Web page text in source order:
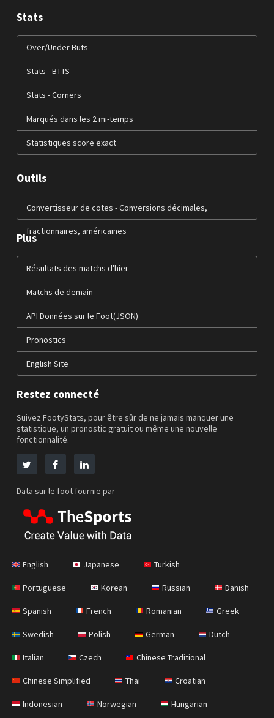
Stats
Over/Under Buts
Stats - BTTS
Stats - Corners
Marqués dans les 2 mi-temps
Statistiques score exact
Outils
Convertisseur de cotes - Conversions décimales,
fractionnaires, américaines
Plus
Résultats des matchs d'hier
Matchs de demain
API Données sur le Foot(JSON)
Pronostics
English Site
Restez connecté
Suivez FootyStats, pour être sûr de ne jamais manquer une
statistique, un pronostic gratuit ou même une nouvelle
fonctionnalité.
Data sur le foot fournie par
English Japanese Turkish
Portuguese Korean Russian Danish
Spanish French Romanian Greek
Swedish Polish German Dutch
Italian Czech Chinese Traditional
Chinese Simplified Thai Croatian
Indonesian Norwegian Hungarian